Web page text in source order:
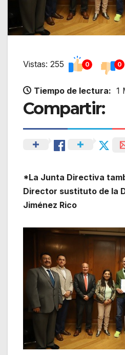
Vistas: 255 0 0
Tiempo de lectura: 1
Compartir:
*La Junta Directiva
Director sustituto de la
Jiménez Rico